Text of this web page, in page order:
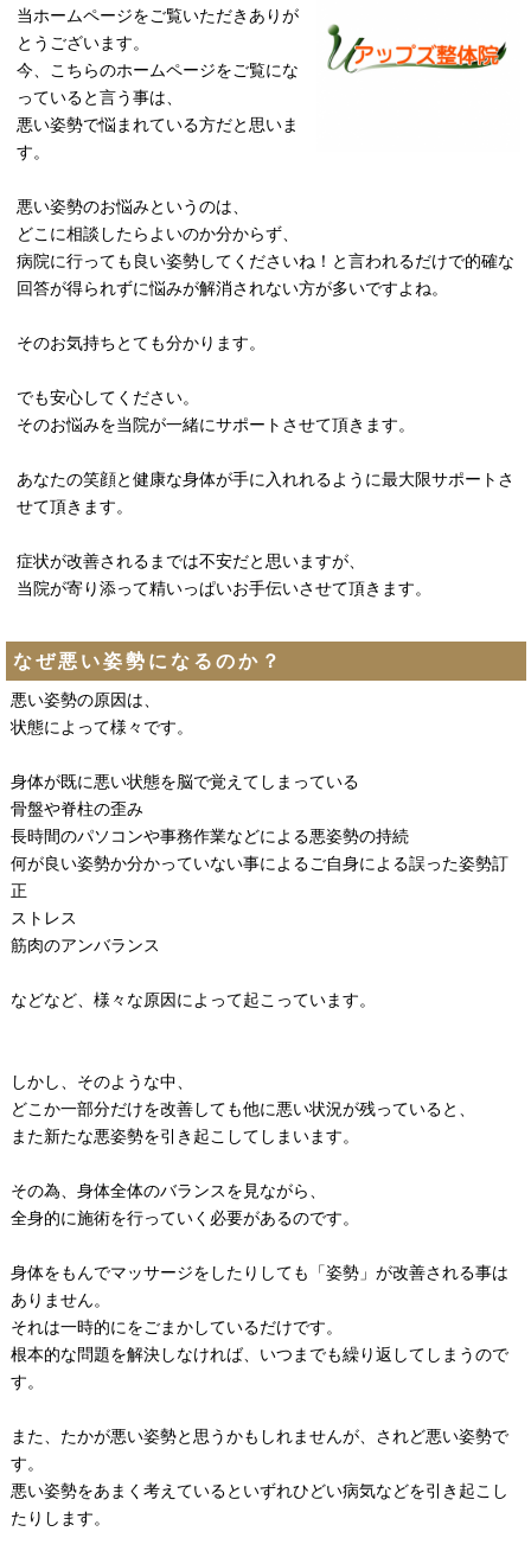
当ホームページをご覧いただきありが
とうございます。
今、こちらのホームページをご覧にな
っていると言う事は、
悪い姿勢で悩まれている方だと思いま
す。
悪い姿勢のお悩みというのは、
どこに相談したらよいのか分からず、
病院に行っても良い姿勢してくださいね！と言われるだけで的確な
回答が得られずに悩みが解消されない方が多いですよね。
そのお気持ちとても分かります。
でも安心してください。
そのお悩みを当院が一緒にサポートさせて頂きます。
あなたの笑顔と健康な身体が手に入れれるように最大限サポートさ
せて頂きます。
症状が改善されるまでは不安だと思いますが、
当院が寄り添って精いっぱいお手伝いさせて頂きます。
なぜ悪い姿勢になるのか？
悪い姿勢の原因は、
状態によって様々です。
身体が既に悪い状態を脳で覚えてしまっている
骨盤や脊柱の歪み
長時間のパソコンや事務作業などによる悪姿勢の持続
何が良い姿勢か分かっていない事によるご自身による誤った姿勢訂
正
ストレス
筋肉のアンバランス
などなど、様々な原因によって起こっています。
しかし、そのような中、
どこか一部分だけを改善しても他に悪い状況が残っていると、
また新たな悪姿勢を引き起こしてしまいます。
その為、身体全体のバランスを見ながら、
全身的に施術を行っていく必要があるのです。
身体をもんでマッサージをしたりしても「姿勢」が改善される事は
ありません。
それは一時的にをごまかしているだけです。
根本的な問題を解決しなければ、いつまでも繰り返してしまうので
す。
また、たかが悪い姿勢と思うかもしれませんが、されど悪い姿勢で
す。
悪い姿勢をあまく考えているといずれひどい病気などを引き起こし
たりします。